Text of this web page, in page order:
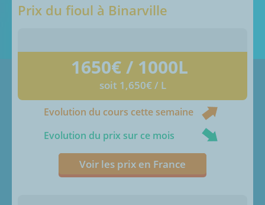
Prix du fioul à Binarville
1650€ / 1000L
soit 1,650€ / L
Evolution du cours cette semaine
Evolution du prix sur ce mois
Voir les prix en France